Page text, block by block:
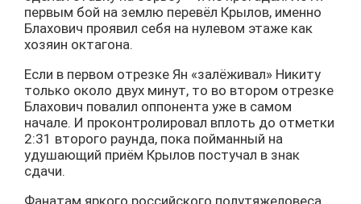
первым бой на землю перевёл Крылов, именно
Блахович проявил себя на нулевом этаже как
хозяин октагона.
Если в первом отрезке Ян «залёживал» Никиту
только около двух минут, то во втором отрезке
Блахович повалил оппонента уже в самом
начале. И проконтролировал вплоть до отметки
2:31 второго раунда, пока пойманный на
удушающий приём Крылов постучал в знак
сдачи.